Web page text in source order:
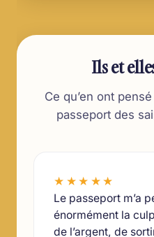
Ils et
Ce qu’en ont
passeport des
★★★★★
Le passeport m’a
énormément la
de l’argent, de